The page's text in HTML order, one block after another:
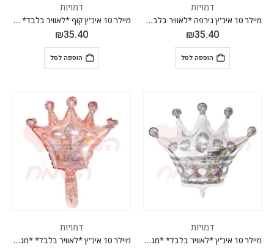
דמויות
מיילר 10 אינ"ץ גירפה *לאוויר בלבד* *מגיע בחבילה 10 יח'*
₪35.40
הוספה לסל
דמויות
מיילר 10 אינ"ץ קוף *לאוויר בלבד* *מגיע בחבילה 10 יח'*
₪35.40
הוספה לסל
דמויות
מיילר 10 אינ"ץ *לאוויר בלבד* *מגיע בחבילה 10 יח'*
דמויות
מיילר 10 אינ"ץ *לאוויר בלבד* *מגיע בחבילה 10 יח'*